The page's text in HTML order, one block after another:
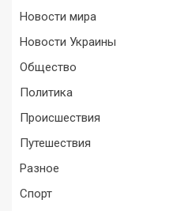
Новости мира
Новости Украины
Общество
Политика
Происшествия
Путешествия
Разное
Спорт